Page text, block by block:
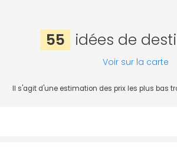
55 idées de
Voir sur la carte
Il s'agit d'une estimation des prix les plus bas